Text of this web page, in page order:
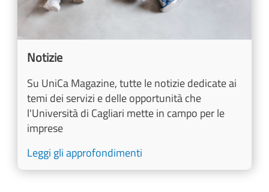
Notizie
Su UniCa Magazine, tutte le notizie dedicate ai
temi dei servizi e delle opportunità che
l'Università di Cagliari mette in campo per le
imprese
Leggi gli approfondimenti